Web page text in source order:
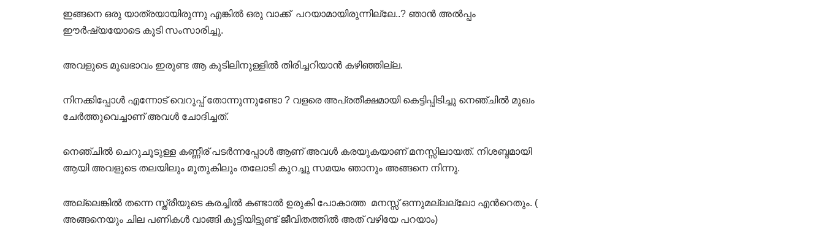
ഇങ്ങനെ ഒരു യാത്രയായിരുന്നു എങ്കിൽ ഒരു വാക്ക് പറയാമായിരുന്നില്ലേ..? ഞാൻ അൽപ്പം
ഈർഷ്യയോടെ കൂടി സംസാരിച്ചു.
അവളുടെ മുഖഭാവം ഇരുണ്ട ആ കുടിലിനുള്ളിൽ തിരിച്ചറിയാൻ കഴിഞ്ഞില്ല.
നിനക്കിപ്പോൾ എന്നോട് വെറുപ്പ് തോന്നുന്നുണ്ടോ ? വളരെ അപ്രതീക്ഷമായി കെട്ടിപ്പിടിച്ചു നെഞ്ചിൽ മുഖം
ചേർത്തുവെച്ചാണ് അവൾ ചോദിച്ചത്.
നെഞ്ചിൽ ചെറുചൂടുള്ള കണ്ണീര് പടർന്നപ്പോൾ ആണ് അവൾ കരയുകയാണ് മനസ്സിലായത്. നിശബ്ദമായി
ആയി അവളുടെ തലയിലും മുതുകിലും തലോടി കുറച്ചു സമയം ഞാനും അങ്ങനെ നിന്നു.
അല്ലെങ്കിൽ തന്നെ സ്ത്രീയുടെ കരച്ചിൽ കണ്ടാൽ ഉരുകി പോകാത്ത മനസ്സ് ഒന്നുമല്ലല്ലോ എൻറെതും. (
അങ്ങനെയും ചില പണികൾ വാങ്ങി കൂട്ടിയിട്ടുണ്ട് ജീവിതത്തിൽ അത് വഴിയേ പറയാം)